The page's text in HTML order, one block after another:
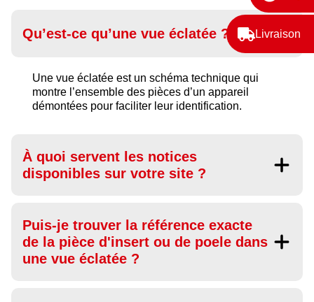
Livraison
Qu’est-ce qu’une vue éclatée ?
Une vue éclatée est un schéma technique qui
montre l’ensemble des pièces d’un appareil
démontées pour faciliter leur identification.
À quoi servent les notices
disponibles sur votre site ?
Puis-je trouver la référence exacte
de la pièce d'insert ou de poele dans
une vue éclatée ?